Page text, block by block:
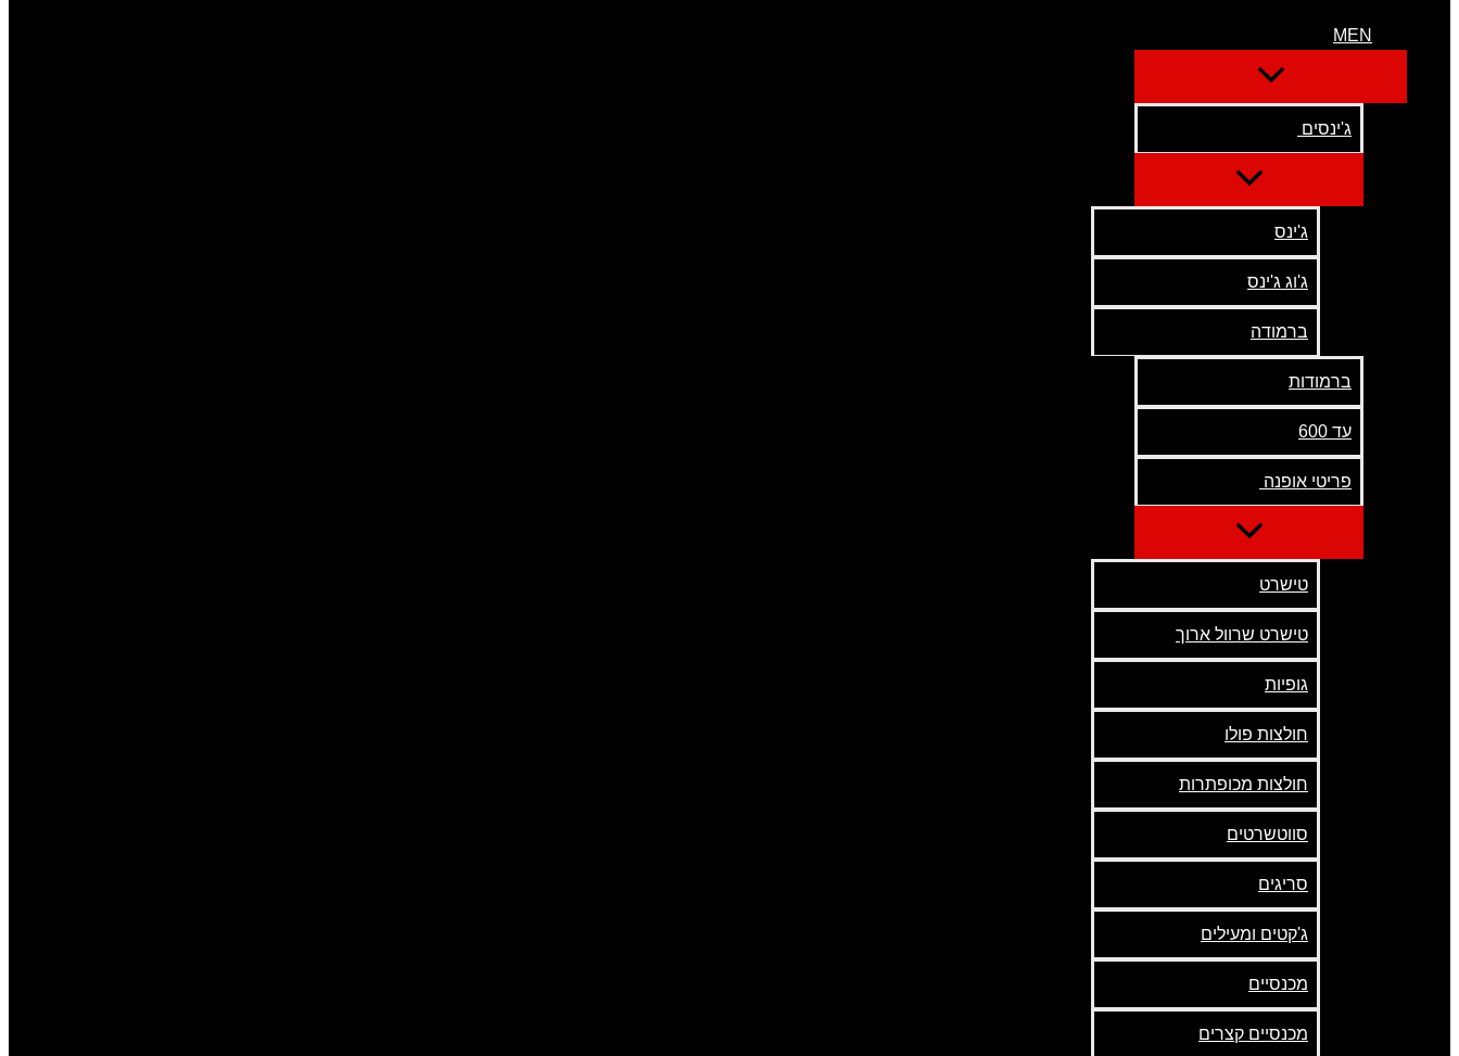
MEN
ג'ינסים
ג'ינס
ג'וג ג'ינס
ברמודה
ברמודות
עד 600
פריטי אופנה
טישרט
טישרט שרוול ארוך
גופיות
חולצות פולו
חולצות מכופתרות
סווטשרטים
סריגים
ג'קטים ומעילים
מכנסיים
מכנסיים קצרים